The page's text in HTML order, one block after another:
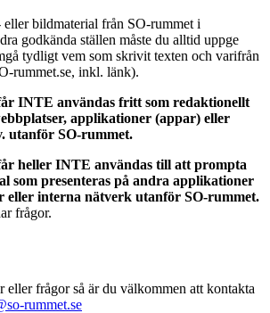
bildmaterial från SO-rummet i
godkända ställen måste du alltid uppge
tydligt vem som skrivit texten och varifrån
rummet.se, inkl. länk).
INTE användas fritt som redaktionellt
applikationer (appar) eller
utanför SO-rummet.
heller INTE användas till att prompta
som presenteras på andra applikationer
eller interna nätverk utanför SO-rummet.
frågor.
eller frågor så är du välkommen att kontakta
rummet.se